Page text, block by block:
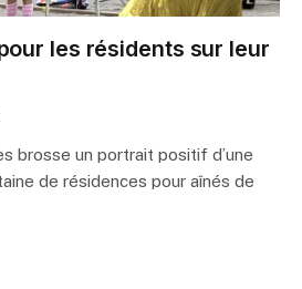
les résidents sur leur
brosse un portrait positif d’une
de résidences pour aînés de